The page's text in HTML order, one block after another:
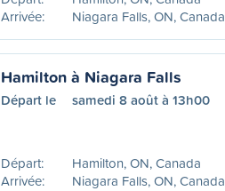
Arrivée:
Niagara Falls, ON, Canada
Hamilton à Niagara Falls
Départ le samedi 8 août à 13h00
Départ:
Hamilton, ON, Canada
Arrivée:
Niagara Falls, ON, Canada